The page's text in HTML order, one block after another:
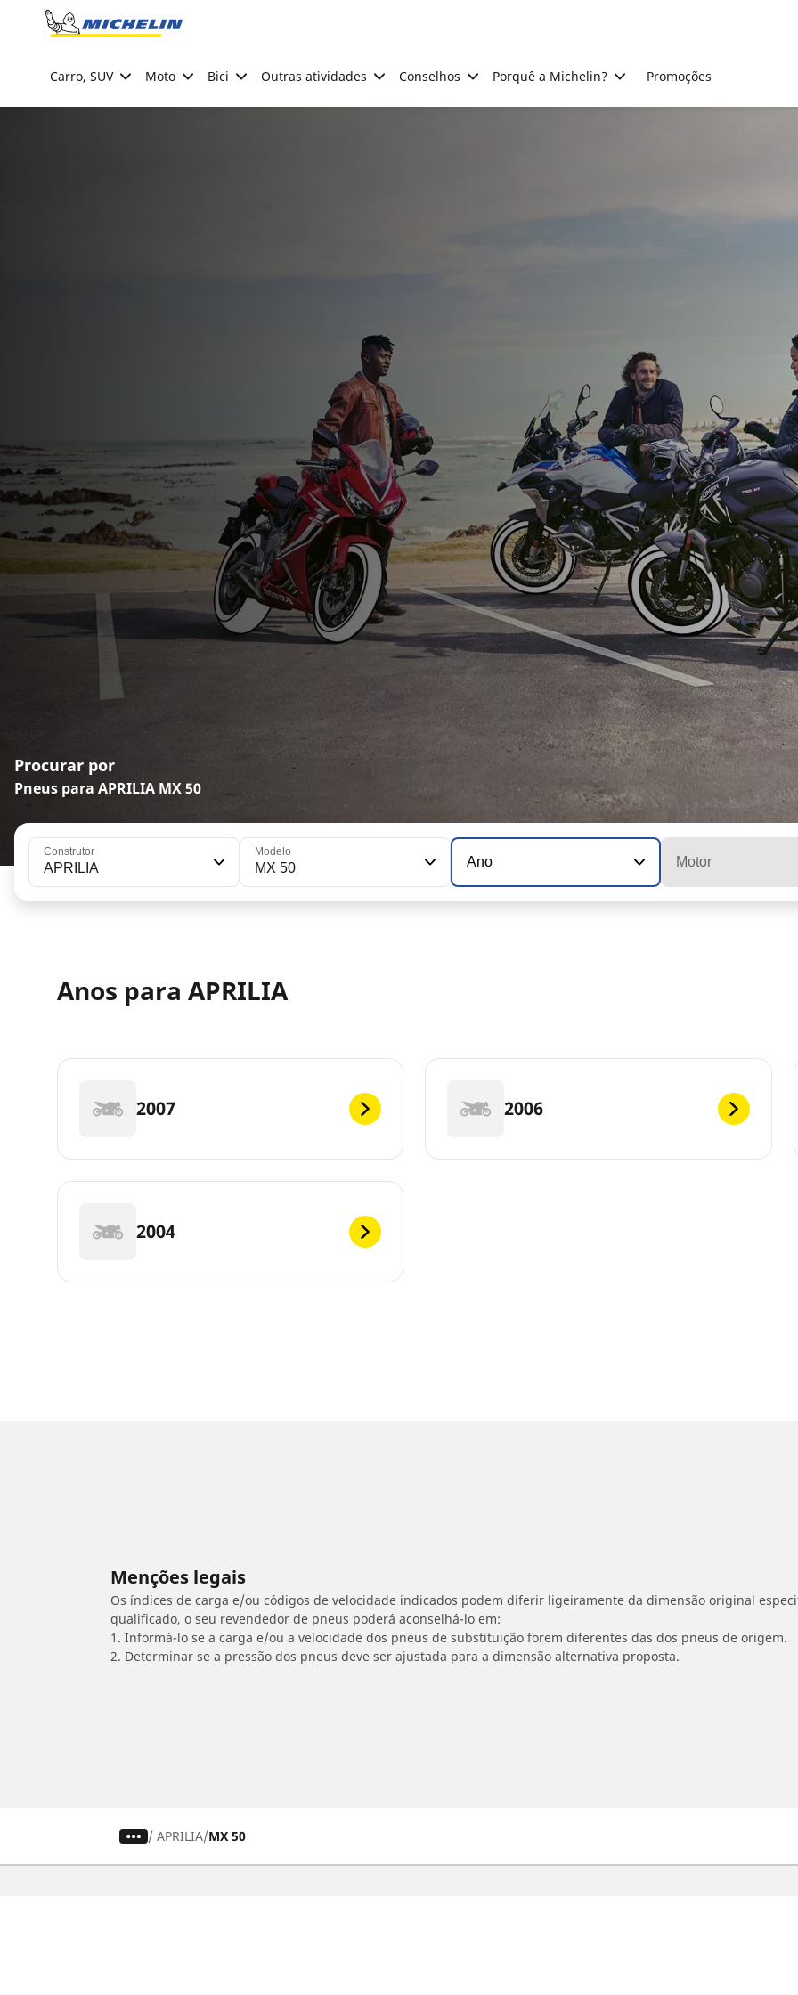
Go to page content
Carro, SUV Moto Bici Outras atividades Conselhos Porquê a Michelin? Promoções
Procurar por
Pneus para APRILIA MX 50
Construtor
APRILIA
Modelo
MX 50 Ano Motor
Anos para APRILIA
2007 2006
2004
Menções legais
Os índices de carga e/ou códigos de velocidade indicados podem diferir ligeiramente da dimensão original
qualificado, o seu revendedor de pneus poderá aconselhá-lo em:
1. Informá-lo se a carga e/ou a velocidade dos pneus de substituição forem diferentes das dos pneus de origem.
2. Determinar se a pressão dos pneus deve ser ajustada para a dimensão alternativa proposta.
/ APRILIA MX 50